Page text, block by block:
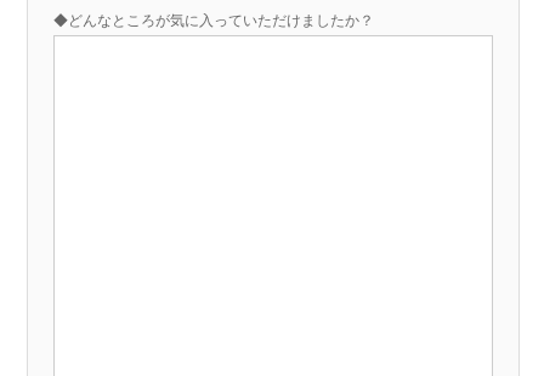
◆どんなところが気に入っていただけましたか？